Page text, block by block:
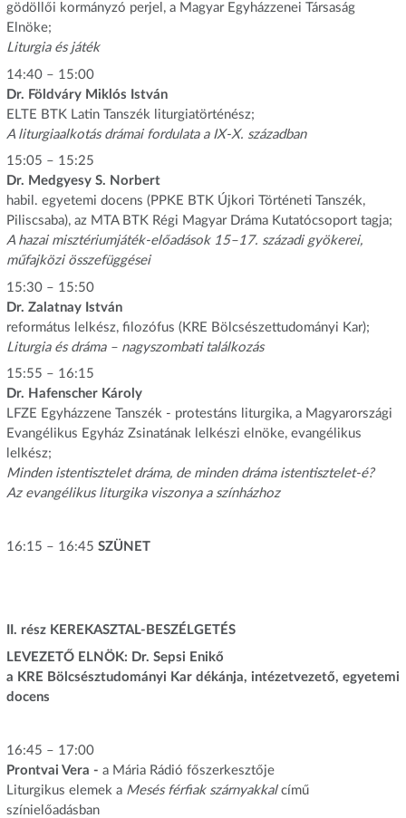
gödöllői kormányzó perjel, a Magyar Egyházzenei Társaság
Elnöke;
Liturgia és játék
14:40 – 15:00
Dr. Földváry Miklós István
ELTE BTK Latin Tanszék liturgiatörténész;
A liturgiaalkotás drámai fordulata a IX-X. században
15:05 – 15:25
Dr. Medgyesy S. Norbert
habil. egyetemi docens (PPKE BTK Újkori Történeti Tanszék,
Piliscsaba), az MTA BTK Régi Magyar Dráma Kutatócsoport tagja;
A hazai misztériumjáték-előadások 15–17. századi gyökerei,
műfajközi összefüggései
15:30 – 15:50
Dr. Zalatnay István
református lelkész, filozófus (KRE Bölcsészettudományi Kar);
Liturgia és dráma – nagyszombati találkozás
15:55 – 16:15
Dr. Hafenscher Károly
LFZE Egyházzene Tanszék - protestáns liturgika, a Magyarországi
Evangélikus Egyház Zsinatának lelkészi elnöke, evangélikus
lelkész;
Minden istentisztelet dráma, de minden dráma istentisztelet-é?
Az evangélikus liturgika viszonya a színházhoz
16:15 – 16:45 SZÜNET
II. rész KEREKASZTAL-BESZÉLGETÉS
LEVEZETŐ ELNÖK: Dr. Sepsi Enikő
a KRE Bölcsésztudományi Kar dékánja, intézetvezető, egyetemi
docens
16:45 – 17:00
Prontvai Vera - a Mária Rádió főszerkesztője
Liturgikus elemek a Mesés férfiak szárnyakkalcímű
színielőadásban